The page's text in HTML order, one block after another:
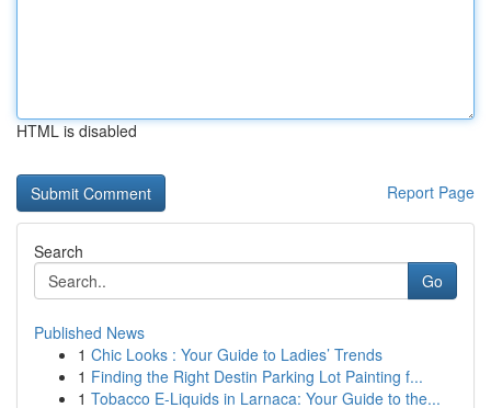
HTML is disabled
Report Page
Search
Go
Published News
1 Chic Looks : Your Guide to Ladies’ Trends
1 Finding the Right Destin Parking Lot Painting f...
1 Tobacco E-Liquids in Larnaca: Your Guide to the...